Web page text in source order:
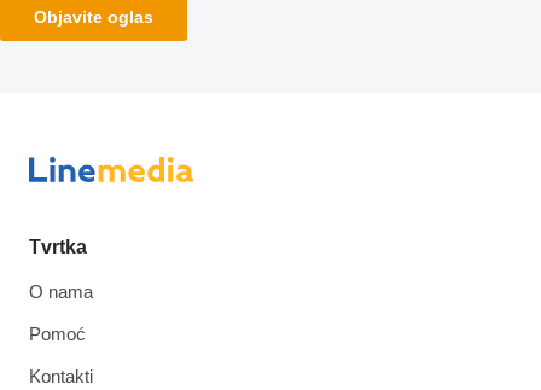
Objavite oglas
Tvrtka
O nama
Pomoć
Kontakti